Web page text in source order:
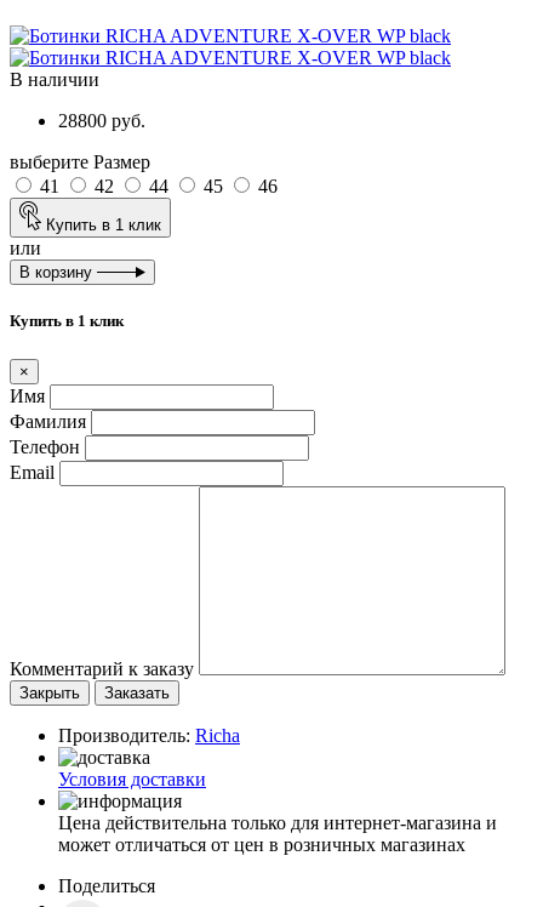
В наличии
28800 руб.
выберите Размер
41
42 44 45 46
Купить в 1 клик
или
В корзину
Купить в 1 клик
×
Имя
Фамилия
Телефон
Email
Комментарий к заказу
Закрыть Заказать
Производитель: Richa
Условия доставки
Цена действительна только для интернет-магазина и
может отличаться от цен в розничных магазинах
Поделиться